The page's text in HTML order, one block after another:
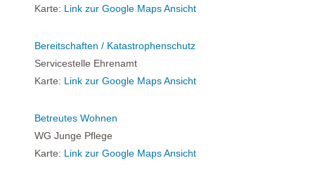
Karte: Link zur Google Maps Ansicht
Bereitschaften / Katastrophenschutz
Servicestelle Ehrenamt
Karte: Link zur Google Maps Ansicht
Betreutes Wohnen
WG Junge Pflege
Karte: Link zur Google Maps Ansicht